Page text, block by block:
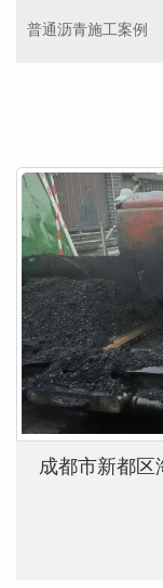
普通沥青施工案例